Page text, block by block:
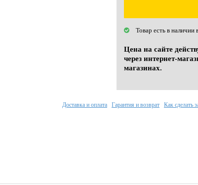
Товар есть в наличии
Цена на сайте
через интернет-
магазинах.
Доставка и оплата Гарантия и возврат Как сделать